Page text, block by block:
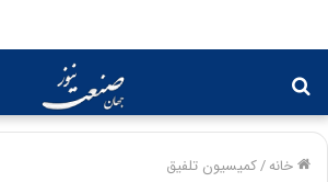
برای
خانه/کمیسیون تلفیق